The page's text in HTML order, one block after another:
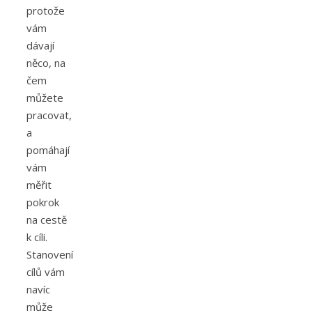
protože
vám
dávají
něco, na
čem
můžete
pracovat,
a
pomáhají
vám
měřit
pokrok
na cestě
k cíli.
Stanovení
cílů vám
navíc
může